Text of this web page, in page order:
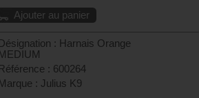
Ajouter au panier
Désignation : Harnais Orange
MEDIUM
Référence : 600264
Marque : Julius K9